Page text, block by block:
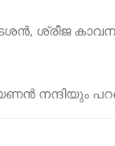
ശ്രീജ
നന്ദിയും